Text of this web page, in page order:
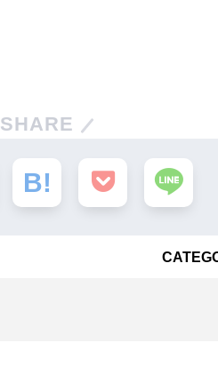
SHARE